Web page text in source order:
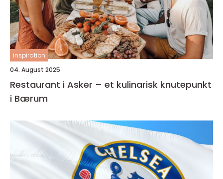
inspiration
04. August 2025
Restaurant i Asker – et kulinarisk knutepunkt
i Bærum